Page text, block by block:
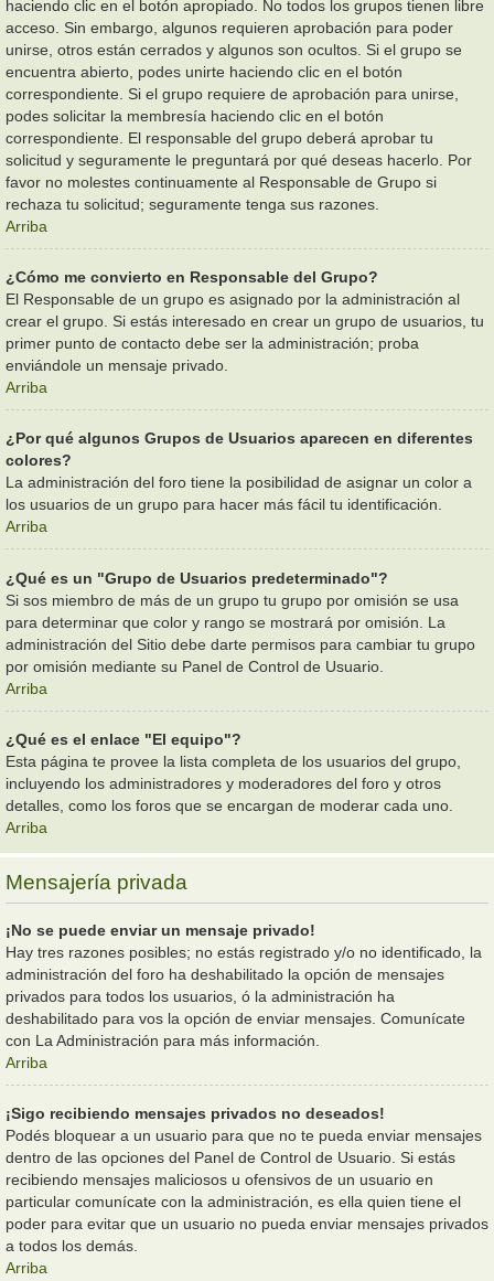
haciendo clic en el botón apropiado. No todos los grupos tienen libre
acceso. Sin embargo, algunos requieren aprobación para poder
unirse, otros están cerrados y algunos son ocultos. Si el grupo se
encuentra abierto, podes unirte haciendo clic en el botón
correspondiente. Si el grupo requiere de aprobación para unirse,
podes solicitar la membresía haciendo clic en el botón
correspondiente. El responsable del grupo deberá aprobar tu
solicitud y seguramente le preguntará por qué deseas hacerlo. Por
favor no molestes continuamente al Responsable de Grupo si
rechaza tu solicitud; seguramente tenga sus razones.
Arriba
¿Cómo me convierto en Responsable del Grupo?
El Responsable de un grupo es asignado por la administración al
crear el grupo. Si estás interesado en crear un grupo de usuarios, tu
primer punto de contacto debe ser la administración; proba
enviándole un mensaje privado.
Arriba
¿Por qué algunos Grupos de Usuarios aparecen en diferentes
colores?
La administración del foro tiene la posibilidad de asignar un color a
los usuarios de un grupo para hacer más fácil tu identificación.
Arriba
¿Qué es un "Grupo de Usuarios predeterminado"?
Si sos miembro de más de un grupo tu grupo por omisión se usa
para determinar que color y rango se mostrará por omisión. La
administración del Sitio debe darte permisos para cambiar tu grupo
por omisión mediante su Panel de Control de Usuario.
Arriba
¿Qué es el enlace "El equipo"?
Esta página te provee la lista completa de los usuarios del grupo,
incluyendo los administradores y moderadores del foro y otros
detalles, como los foros que se encargan de moderar cada uno.
Arriba
Mensajería privada
¡No se puede enviar un mensaje privado!
Hay tres razones posibles; no estás registrado y/o no identificado, la
administración del foro ha deshabilitado la opción de mensajes
privados para todos los usuarios, ó la administración ha
deshabilitado para vos la opción de enviar mensajes. Comunícate
con La Administración para más información.
Arriba
¡Sigo recibiendo mensajes privados no deseados!
Podés bloquear a un usuario para que no te pueda enviar mensajes
dentro de las opciones del Panel de Control de Usuario. Si estás
recibiendo mensajes maliciosos u ofensivos de un usuario en
particular comunícate con la administración, es ella quien tiene el
poder para evitar que un usuario no pueda enviar mensajes privados
a todos los demás.
Arriba